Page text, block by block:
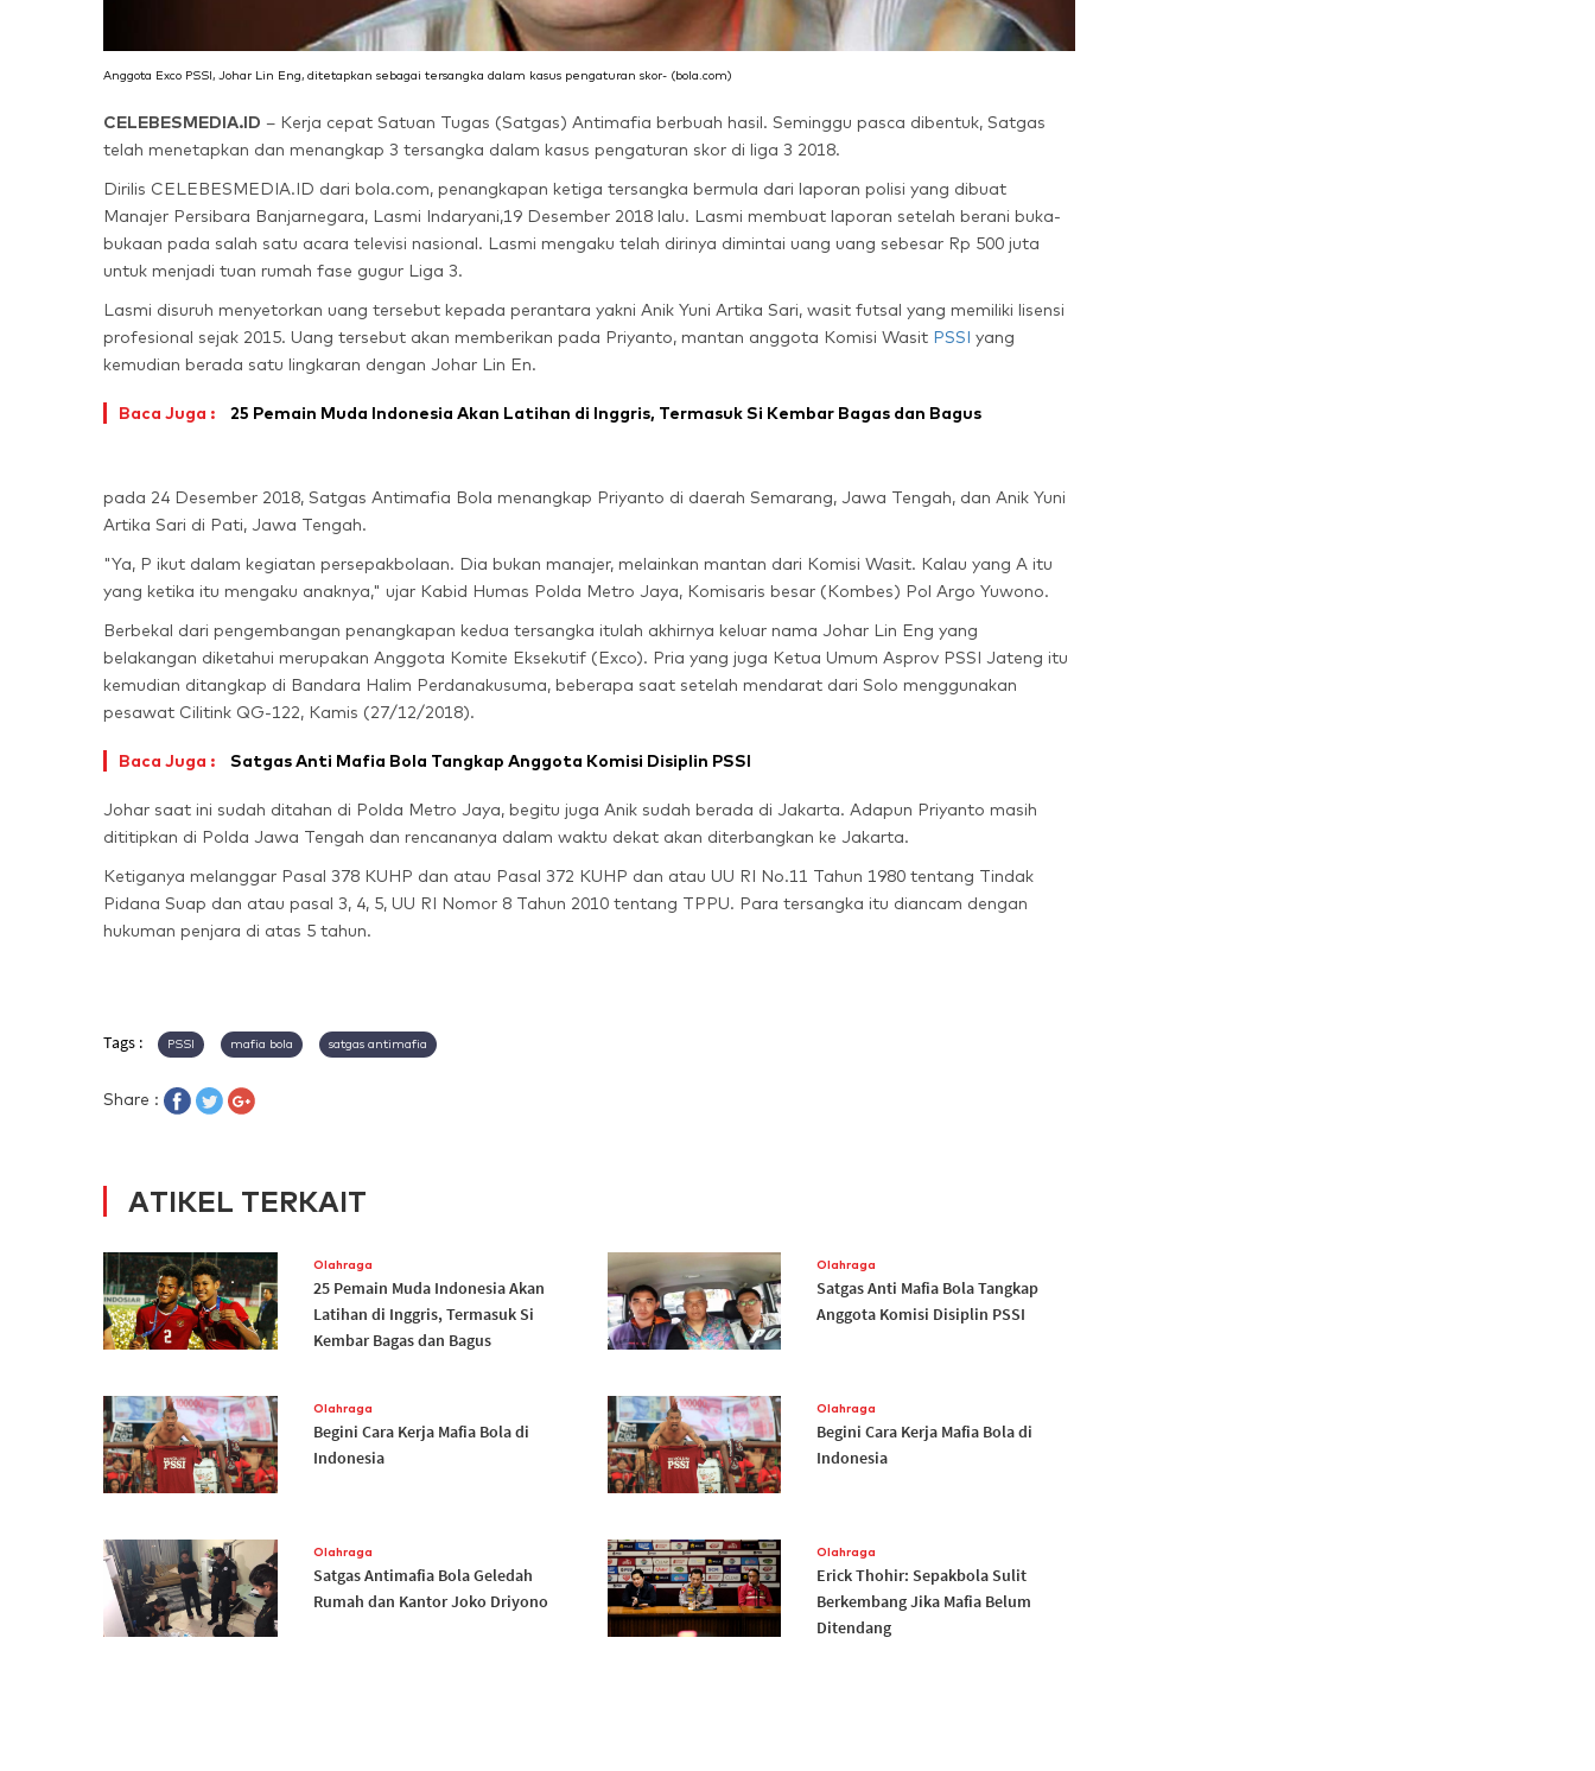
Anggota Exco PSSI, Johar Lin Eng, ditetapkan sebagai tersangka dalam kasus pengaturan skor- (bola.com)
CELEBESMEDIA.ID – Kerja cepat Satuan Tugas (Satgas) Antimafia berbuah hasil. Seminggu pasca dibentuk, Satgas
telah menetapkan dan menangkap 3 tersangka dalam kasus pengaturan skor di liga 3 2018.
Dirilis CELEBESMEDIA.ID dari bola.com, penangkapan ketiga tersangka bermula dari laporan polisi yang dibuat
Manajer Persibara Banjarnegara, Lasmi Indaryani,19 Desember 2018 lalu. Lasmi membuat laporan setelah berani buka-
bukaan pada salah satu acara televisi nasional. Lasmi mengaku telah dirinya dimintai uang uang sebesar Rp 500 juta
untuk menjadi tuan rumah fase gugur Liga 3.
Lasmi disuruh menyetorkan uang tersebut kepada perantara yakni Anik Yuni Artika Sari, wasit futsal yang memiliki lisensi
profesional sejak 2015. Uang tersebut akan memberikan pada Priyanto, mantan anggota Komisi Wasit PSSI yang
kemudian berada satu lingkaran dengan Johar Lin En.
Baca Juga : 25 Pemain Muda Indonesia Akan Latihan di Inggris, Termasuk Si Kembar Bagas dan Bagus
pada 24 Desember 2018, Satgas Antimafia Bola menangkap Priyanto di daerah Semarang, Jawa Tengah, dan Anik Yuni
Artika Sari di Pati, Jawa Tengah.
"Ya, P ikut dalam kegiatan persepakbolaan. Dia bukan manajer, melainkan mantan dari Komisi Wasit. Kalau yang A itu
yang ketika itu mengaku anaknya," ujar Kabid Humas Polda Metro Jaya, Komisaris besar (Kombes) Pol Argo Yuwono.
Berbekal dari pengembangan penangkapan kedua tersangka itulah akhirnya keluar nama Johar Lin Eng yang
belakangan diketahui merupakan Anggota Komite Eksekutif (Exco). Pria yang juga Ketua Umum Asprov PSSI Jateng itu
kemudian ditangkap di Bandara Halim Perdanakusuma, beberapa saat setelah mendarat dari Solo menggunakan
pesawat Cilitink QG-122, Kamis (27/12/2018).
Baca Juga : Satgas Anti Mafia Bola Tangkap Anggota Komisi Disiplin PSSI
Johar saat ini sudah ditahan di Polda Metro Jaya, begitu juga Anik sudah berada di Jakarta. Adapun Priyanto masih
dititipkan di Polda Jawa Tengah dan rencananya dalam waktu dekat akan diterbangkan ke Jakarta.
Ketiganya melanggar Pasal 378 KUHP dan atau Pasal 372 KUHP dan atau UU RI No.11 Tahun 1980 tentang Tindak
Pidana Suap dan atau pasal 3, 4, 5, UU RI Nomor 8 Tahun 2010 tentang TPPU. Para tersangka itu diancam dengan
hukuman penjara di atas 5 tahun.
Tags : PSSI mafia bola satgas antimafia
Share :
ATIKEL TERKAIT
Olahraga
25 Pemain Muda Indonesia Akan
Latihan di Inggris, Termasuk Si
Kembar Bagas dan Bagus
Olahraga
Satgas Anti Mafia Bola Tangkap
Anggota Komisi Disiplin PSSI
Olahraga
Begini Cara Kerja Mafia Bola di
Indonesia
Olahraga
Begini Cara Kerja Mafia Bola di
Indonesia
Olahraga
Satgas Antimafia Bola Geledah
Rumah dan Kantor Joko Driyono
Olahraga
Erick Thohir: Sepakbola Sulit
Berkembang Jika Mafia Belum
Ditendang